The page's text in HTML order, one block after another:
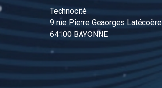
Technocité
9 rue Pierre Geaorges Latécoère
64100 BAYONNE